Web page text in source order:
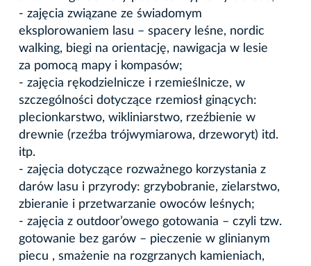
- zajęcia związane ze świadomym
eksplorowaniem lasu – spacery leśne, nordic
walking, biegi na orientację, nawigacja w lesie
za pomocą mapy i kompasów;
- zajęcia rękodzielnicze i rzemieślnicze, w
szczególności dotyczące rzemiosł ginących:
plecionkarstwo, wikliniarstwo, rzeźbienie w
drewnie (rzeźba trójwymiarowa, drzeworyt) itd.
itp.
- zajęcia dotyczące rozważnego korzystania z
darów lasu i przyrody: grzybobranie, zielarstwo,
zbieranie i przetwarzanie owoców leśnych;
- zajęcia z outdoor’owego gotowania – czyli tzw.
gotowanie bez garów – pieczenie w glinianym
piecu , smażenie na rozgrzanych kamieniach,